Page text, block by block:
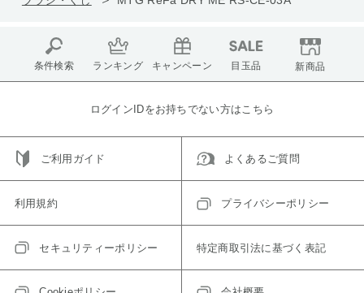
条件検索 ランキング キャンペーン 目玉品 新商品
ログインIDをお持ちでない方はこちら
ご利用ガイド よくあるご質問
利用規約 プライバシーポリシー
セキュリティーポリシー 特定商取引法に基づく表記